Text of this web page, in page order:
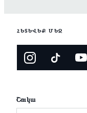
ՀԵՏԵՎԵՔ ՄԵԶ
Շուկա